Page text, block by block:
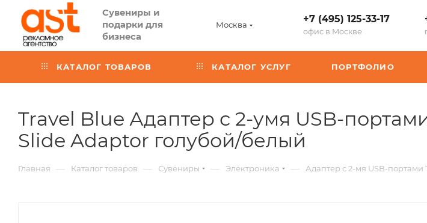
Сувениры и
подарки для
бизнеса
Москва +7 (495) 125-33-17
офис в Москве
КАТАЛОГ ТОВАРОВ КАТАЛОГ УСЛУГ ПОРТФОЛИО
Travel Blue Адаптер с 2-умя USB-
Slide Adaptor голубой/белый
арт.:
Главная — Каталог товаров — Сувениры — Электроника — Адаптер с 2-мя USB-портами